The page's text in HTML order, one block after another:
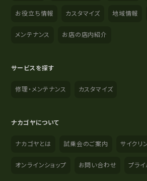
お役立ち情報 カスタマイズ 地域情報
メンテナンス お店の店内紹介
サービスを探す
修理・メンテナンス カスタマイズ
ナカゴヤについて
ナカゴヤとは 試乗会のご案内 サイクリ
オンラインショップ お問い合わせ プラ